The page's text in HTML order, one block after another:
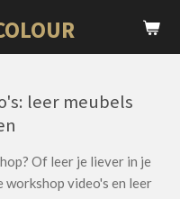
leer meubels
Of leer je liever in je
workshop video's en leer